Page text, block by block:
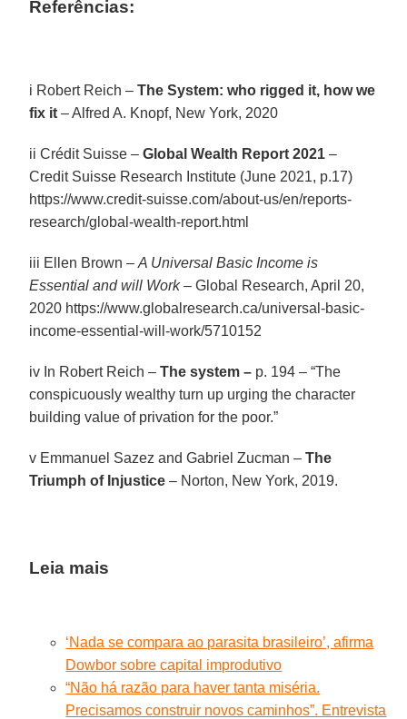
Referências:
i Robert Reich –The System: who rigged it, how we
fix it – Alfred A. Knopf, New York, 2020
ii Crédit Suisse –Global Wealth Report 2021 –
Credit Suisse Research Institute (June 2021, p.17)
https://www.credit-suisse.com/about-us/en/reports-
research/global-wealth-report.html
iii Ellen Brown –A Universal Basic Income is
Essential and will Work– Global Research, April 20,
2020 https://www.globalresearch.ca/universal-basic-
income-essential-will-work/5710152
iv In Robert Reich –The system – p. 194 – “The
conspicuously wealthy turn up urging the character
building value of privation for the poor.”
v Emmanuel Sazez and Gabriel Zucman –The
Triumph of Injustice – Norton, New York, 2019.
Leia mais
‘Nada se compara ao parasita brasileiro’, afirma
Dowbor sobre capital improdutivo
“Não há razão para haver tanta miséria.
Precisamos construir novos caminhos”. Entrevista